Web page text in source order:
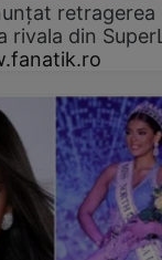
retragerea
rivala din